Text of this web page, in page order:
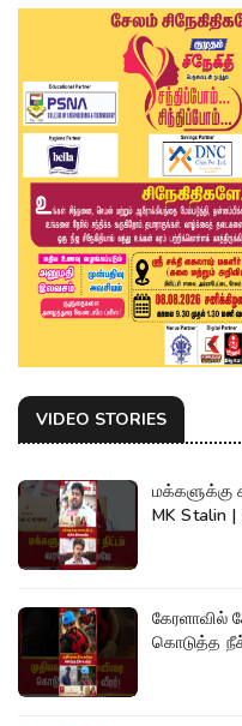
VIDEO STORIES
மக்களுக்கு
MK Stalin |
கேரளாவில்
கொடுத்த